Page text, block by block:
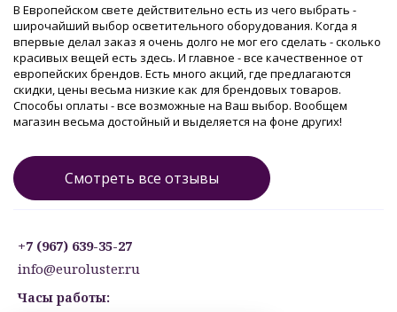
В Европейском свете действительно есть из чего выбрать -
широчайший выбор осветительного оборудования. Когда я
впервые делал заказ я очень долго не мог его сделать - сколько
красивых вещей есть здесь. И главное - все качественное от
европейских брендов. Есть много акций, где предлагаются
скидки, цены весьма низкие как для брендовых товаров.
Способы оплаты - все возможные на Ваш выбор. Вообщем
магазин весьма достойный и выделяется на фоне других!
Смотреть все отзывы
+7 (967) 639-35-27
info@euroluster.ru
Часы работы: